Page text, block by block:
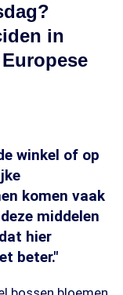
in
winkel of op
komen vaak
middelen
hier
beter."